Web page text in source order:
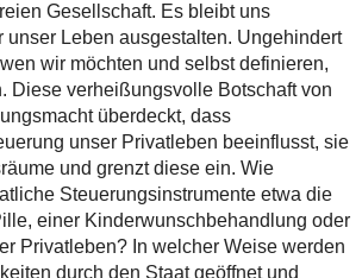
Gesellschaft. Es bleibt uns
unser Leben ausgestalten. Ungehindert
wir möchten und selbst definieren,
Diese verheißungsvolle Botschaft von
überdeckt, dass
unser Privatleben beeinflusst, sie
und grenzt diese ein. Wie
Steuerungsinstrumente etwa die
einer Kinderwunschbehandlung oder
Privatleben? In welcher Weise werden
durch den Staat geöffnet und